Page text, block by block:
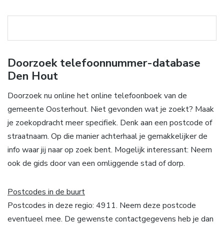
Doorzoek telefoonnummer-database
Den Hout
Doorzoek nu online het online telefoonboek van de
gemeente Oosterhout. Niet gevonden wat je zoekt? Maak
je zoekopdracht meer specifiek. Denk aan een postcode of
straatnaam. Op die manier achterhaal je gemakkelijker de
info waar jij naar op zoek bent. Mogelijk interessant: Neem
ook de gids door van een omliggende stad of dorp.
Postcodes in de buurt
Postcodes in deze regio: 4911. Neem deze postcode
eventueel mee. De gewenste contactgegevens heb je dan